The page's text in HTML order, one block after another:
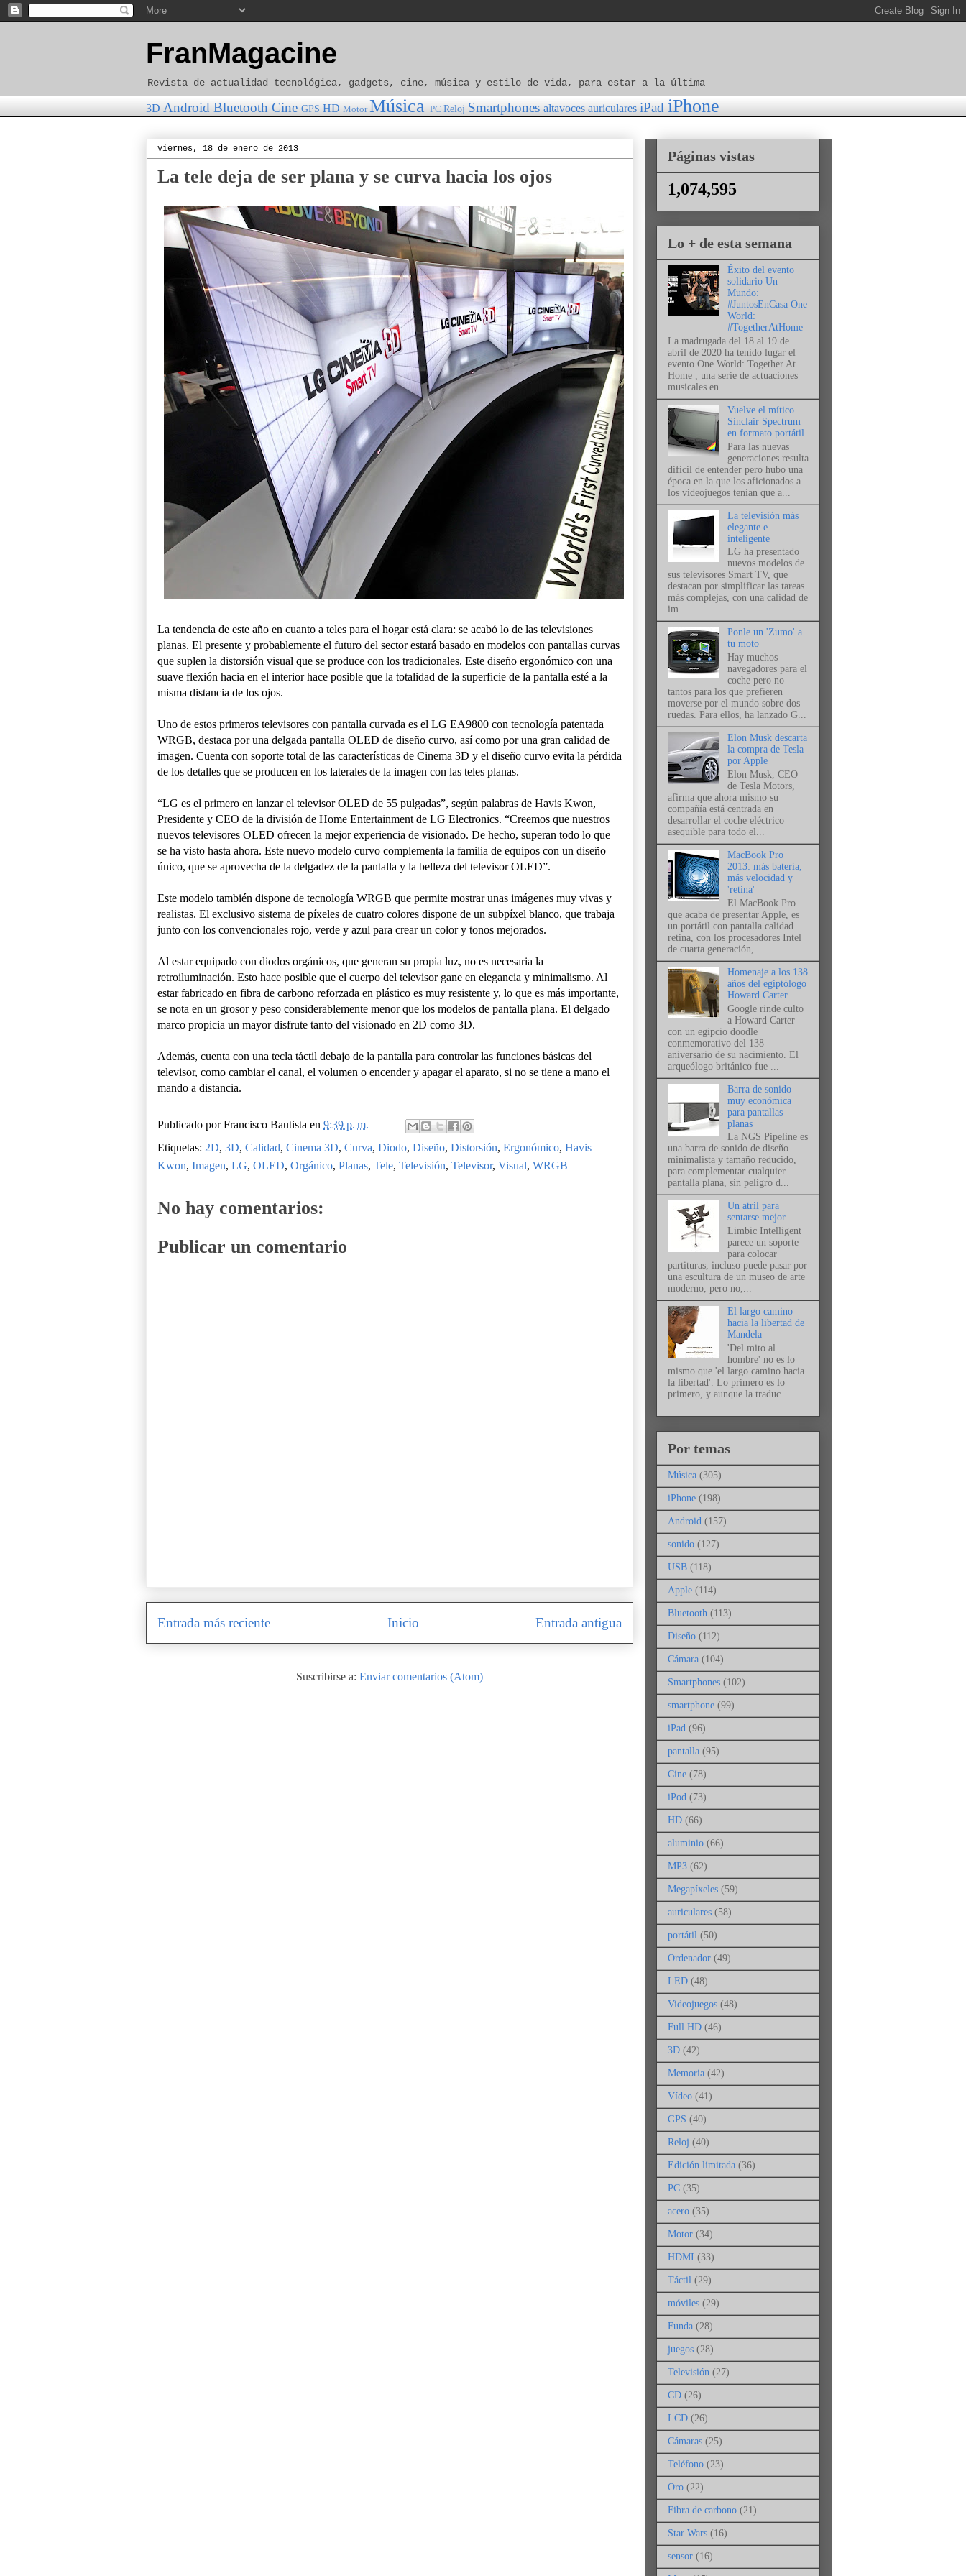
FranMagacine
Revista de actualidad tecnológica, gadgets, cine, música y estilo de vida, para estar a la última
3D Android Bluetooth Cine GPS HD Motor Música PC Reloj Smartphones altavoces auriculares iPad iPhone
viernes, 18 de enero de 2013
La tele deja de ser plana y se curva hacia los ojos
La tendencia de este año en cuanto a teles para el hogar está clara: se acabó lo de las televisiones
planas. El presente y probablemente el futuro del sector estará basado en modelos con pantallas curvas
que suplen la distorsión visual que se produce con los tradicionales. Este diseño ergonómico con una
suave flexión hacia en el interior hace posible que la totalidad de la superficie de la pantalla esté a la
misma distancia de los ojos.
Uno de estos primeros televisores con pantalla curvada es el LG EA9800 con tecnología patentada
WRGB, destaca por una delgada pantalla OLED de diseño curvo, así como por una gran calidad de
imagen. Cuenta con soporte total de las características de Cinema 3D y el diseño curvo evita la pérdida
de los detalles que se producen en los laterales de la imagen con las teles planas.
“LG es el primero en lanzar el televisor OLED de 55 pulgadas”, según palabras de Havis Kwon,
Presidente y CEO de la división de Home Entertainment de LG Electronics. “Creemos que nuestros
nuevos televisores OLED ofrecen la mejor experiencia de visionado. De hecho, superan todo lo que
se ha visto hasta ahora. Este nuevo modelo curvo complementa la familia de equipos con un diseño
único, que se aprovecha de la delgadez de la pantalla y la belleza del televisor OLED”.
Este modelo también dispone de tecnología WRGB que permite mostrar unas imágenes muy vivas y
realistas. El exclusivo sistema de píxeles de cuatro colores dispone de un subpíxel blanco, que trabaja
junto con los convencionales rojo, verde y azul para crear un color y tonos mejorados.
Al estar equipado con diodos orgánicos, que generan su propia luz, no es necesaria la
retroiluminación. Esto hace posible que el cuerpo del televisor gane en elegancia y minimalismo. Al
estar fabricado en fibra de carbono reforzada en plástico es muy resistente y, lo que es más importante,
se nota en un grosor y peso considerablemente menor que los modelos de pantalla plana. El delgado
marco propicia un mayor disfrute tanto del visionado en 2D como 3D.
Además, cuenta con una tecla táctil debajo de la pantalla para controlar las funciones básicas del
televisor, como cambiar el canal, el volumen o encender y apagar el aparato, si no se tiene a mano el
mando a distancia.
Publicado porFrancisco Bautista en 9:39 p. m.
Etiquetas: 2D, 3D, Calidad, Cinema 3D, Curva, Diodo, Diseño, Distorsión, Ergonómico, Havis
Kwon, Imagen, LG, OLED, Orgánico, Planas, Tele, Televisión, Televisor, Visual, WRGB
No hay comentarios:
Publicar un comentario
Entrada más reciente Entrada antigua
Inicio
Suscribirse a: Enviar comentarios (Atom)
Páginas vistas
1,074,595
Lo + de esta semana
Éxito del evento
solidario Un
Mundo:
#JuntosEnCasa One
World:
#TogetherAtHome
La madrugada del 18 al 19 de
abril de 2020 ha tenido lugar el
evento One World: Together At
Home , una serie de actuaciones
musicales en...
Vuelve el mítico
Sinclair Spectrum
en formato portátil
Para las nuevas
generaciones resulta
difícil de entender pero hubo una
época en la que los aficionados a
los videojuegos tenían que a...
La televisión más
elegante e
inteligente
LG ha presentado
nuevos modelos de
sus televisores Smart TV, que
destacan por simplificar las tareas
más complejas, con una calidad de
im...
Ponle un 'Zumo' a
tu moto
Hay muchos
navegadores para el
coche pero no
tantos para los que prefieren
moverse por el mundo sobre dos
ruedas. Para ellos, ha lanzado G...
Elon Musk descarta
la compra de Tesla
por Apple
Elon Musk, CEO
de Tesla Motors,
afirma que ahora mismo su
compañía está centrada en
desarrollar el coche eléctrico
asequible para todo el...
MacBook Pro
2013: más batería,
más velocidad y
'retina'
El MacBook Pro
que acaba de presentar Apple, es
un portátil con pantalla calidad
retina, con los procesadores Intel
de cuarta generación,...
Homenaje a los 138
años del egiptólogo
Howard Carter
Google rinde culto
a Howard Carter
con un egipcio doodle
conmemorativo del 138
aniversario de su nacimiento. El
arqueólogo británico fue ...
Barra de sonido
muy económica
para pantallas
planas
La NGS Pipeline es
una barra de sonido de diseño
minimalista y tamaño reducido,
para complementar cualquier
pantalla plana, sin peligro d...
Un atril para
sentarse mejor
Limbic Intelligent
parece un soporte
para colocar
partituras, incluso puede pasar por
una escultura de un museo de arte
moderno, pero no,...
El largo camino
hacia la libertad de
Mandela
'Del mito al
hombre' no es lo
mismo que 'el largo camino hacia
la libertad'. Lo primero es lo
primero, y aunque la traduc...
Por temas
Música (305)
iPhone (198)
Android (157)
sonido (127)
USB (118)
Apple (114)
Bluetooth (113)
Diseño (112)
Cámara (104)
Smartphones (102)
smartphone (99)
iPad (96)
pantalla (95)
Cine (78)
iPod (73)
HD (66)
aluminio (66)
MP3 (62)
Megapíxeles (59)
auriculares (58)
portátil (50)
Ordenador (49)
LED (48)
Videojuegos (48)
Full HD (46)
3D (42)
Memoria (42)
Vídeo (41)
GPS (40)
Reloj (40)
Edición limitada (36)
PC (35)
acero (35)
Motor (34)
HDMI (33)
Táctil (29)
móviles (29)
Funda (28)
juegos (28)
Televisión (27)
CD (26)
LCD (26)
Cámaras (25)
Teléfono (23)
Oro (22)
Fibra de carbono (21)
Star Wars (16)
sensor (16)